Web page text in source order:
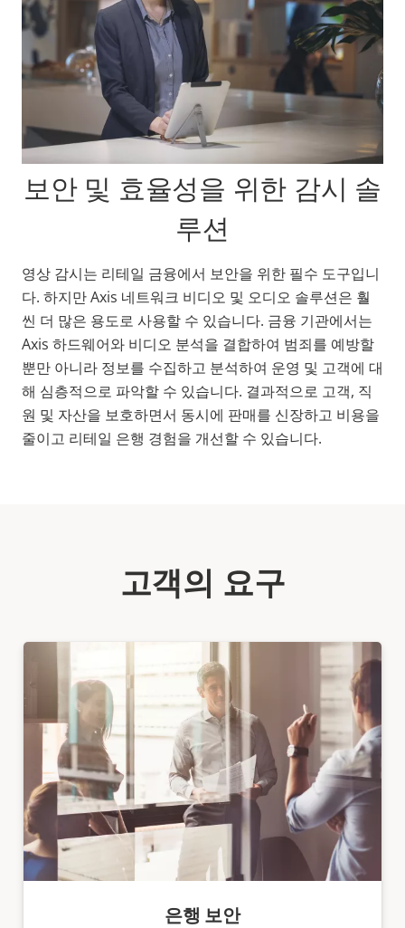
보안 및 효율성을 위한 감시 솔
루션
영상 감시는 리테일 금융에서 보안을 위한 필수 도구입니
다. 하지만 Axis 네트워크 비디오 및 오디오 솔루션은 훨
씬 더 많은 용도로 사용할 수 있습니다. 금융 기관에서는
Axis 하드웨어와 비디오 분석을 결합하여 범죄를 예방할
뿐만 아니라 정보를 수집하고 분석하여 운영 및 고객에 대
해 심층적으로 파악할 수 있습니다. 결과적으로 고객, 직
원 및 자산을 보호하면서 동시에 판매를 신장하고 비용을
줄이고 리테일 은행 경험을 개선할 수 있습니다.
고객의 요구
은행 보안